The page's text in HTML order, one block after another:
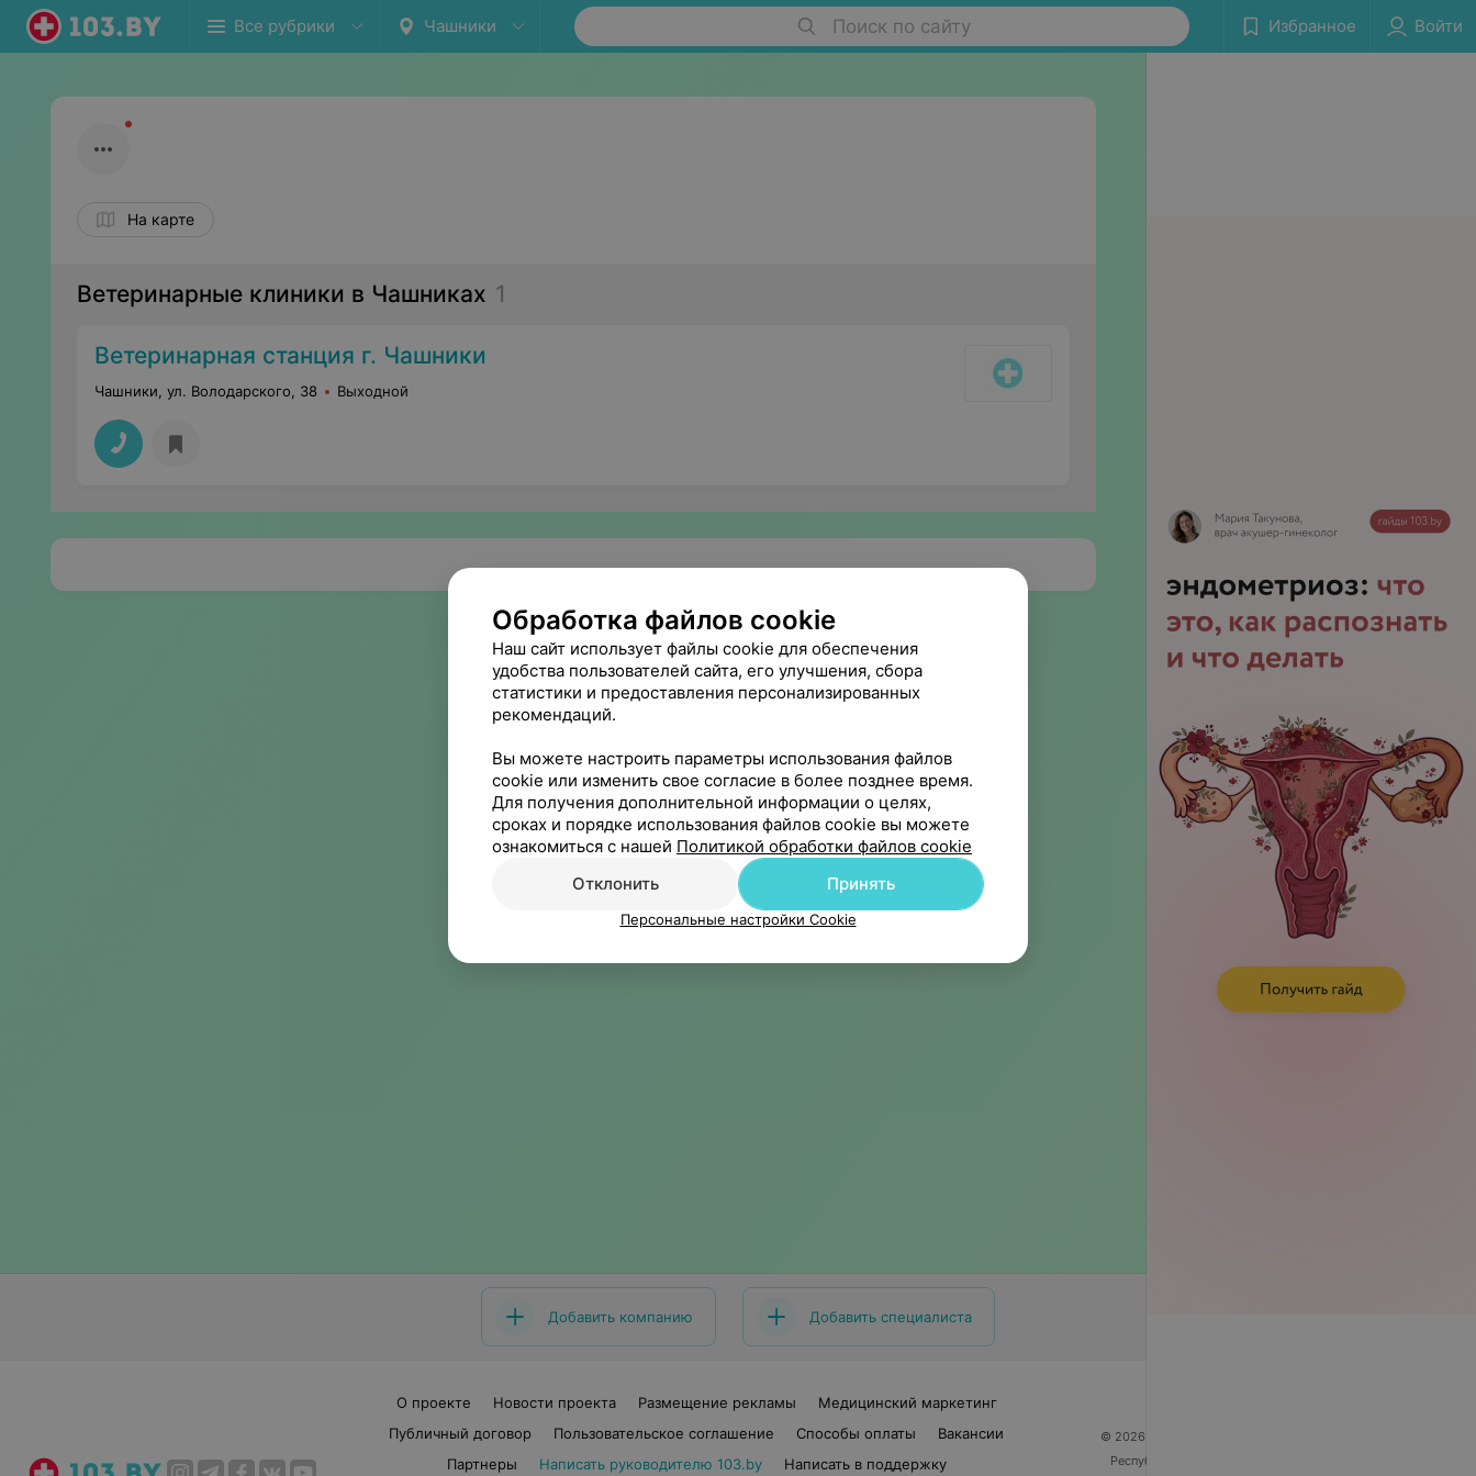
Все рубрики Чашники Поиск по сайту Избранное Войти
На карте
Ветеринарные клиники в Чашниках 1
Ветеринарная станция г. Чашники
Чашники, ул. Володарского, 38 Выходной
Добавить компанию Добавить специалиста
О проекте Новости проекта Размещение рекламы
Медицинский маркетинг
Публичный договор
Пользовательское соглашение Способы оплаты
Вакансии
Партнеры
Написать руководителю 103.by Написать в поддержку
© 2026 ООО «Артокс Лаб», УНП 191700409
Республика Беларусь, г. Минск, улица Толбухина, 2,
Обработка файлов cookie
Наш сайт использует файлы cookie для обеспечения
удобства пользователей сайта, его улучшения, сбора
статистики и предоставления персонализированных
рекомендаций.
Вы можете настроить параметры использования файлов
cookie или изменить свое согласие в более позднее время.
Для получения дополнительной информации о целях,
сроках и порядке использования файлов cookie вы можете
ознакомиться с нашей Политикой обработки файлов cookie
Отклонить
Принять
Персональные настройки Cookie